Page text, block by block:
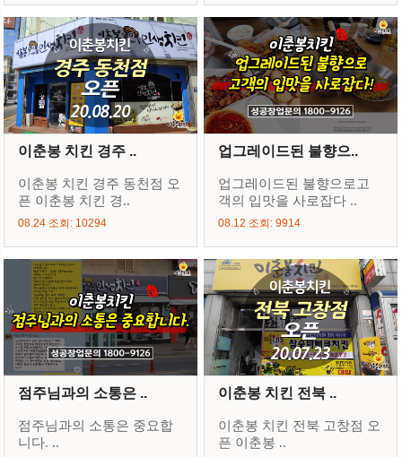
이춘봉 치킨 경주 ..
이춘봉 치킨 경주 동천점 오
픈 이춘봉 치킨 경..
08.24 조회: 10294
업그레이드된 불향으..
업그레이드된 불향으로고
객의 입맛을 사로잡다 ..
08.12 조회: 9914
점주님과의 소통은 ..
점주님과의 소통은 중요합
니다. ..
이춘봉 치킨 전북 ..
이춘봉 치킨 전북 고창점 오
픈 이춘봉 ..